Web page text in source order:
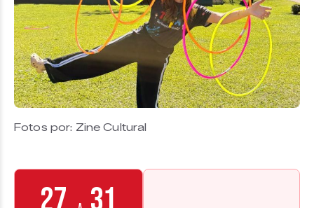
Fotos por: Zine Cultural